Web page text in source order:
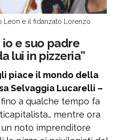
Leon e il fidanzato Lorenzo
e suo padre
lui in pizzeria”
piace il mondo della
Selvaggia Lucarelli –
a qualche tempo fa
mentre ora
noto imprenditore